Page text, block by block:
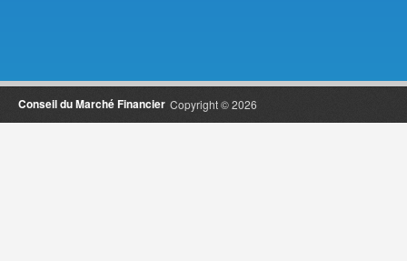
Copyright © 2026
Conseil du Marché Financier